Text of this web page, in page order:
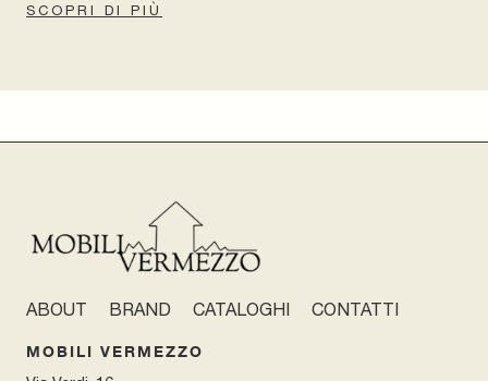
SCOPRI DI PIÙ
ABOUT BRAND CATALOGHI CONTATTI
MOBILI VERMEZZO